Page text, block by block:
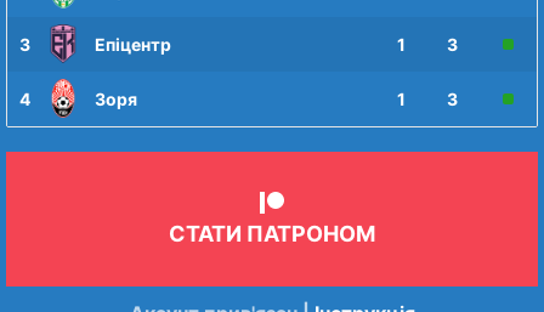
3 Епіцентр 1 3
4 Зоря 1 3
СТАТИ ПАТРОНОМ